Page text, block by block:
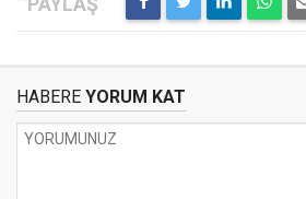
HABERE YORUM KAT